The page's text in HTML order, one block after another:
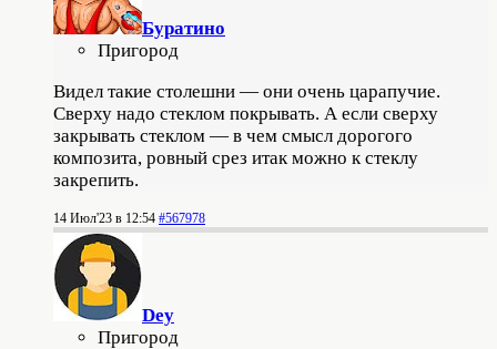
Буратино
Пригород
Видел такие столешни — они очень царапучие.
Сверху надо стеклом покрывать. А если сверху
закрывать стеклом — в чем смысл дорогого
композита, ровный срез итак можно к стеклу
закрепить.
14 Июл'23 в 12:54 #567978
Dey
Пригород